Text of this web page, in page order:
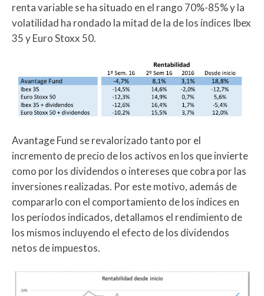
renta variable se ha situado en el rango 70%-85% y la
volatilidad ha rondado la mitad de la de los índices Ibex
35 y Euro Stoxx 50.
Avantage Fund se revalorizado tanto por el
incremento de precio de los activos en los que invierte
como por los dividendos o intereses que cobra por las
inversiones realizadas. Por este motivo, además de
compararlo con el comportamiento de los índices en
los períodos indicados, detallamos el rendimiento de
los mismos incluyendo el efecto de los dividendos
netos de impuestos.